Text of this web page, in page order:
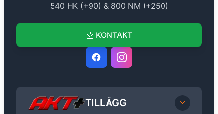
540 HK (+90) & 800 NM (+250)
📩 KONTAKT
TILLÄGG